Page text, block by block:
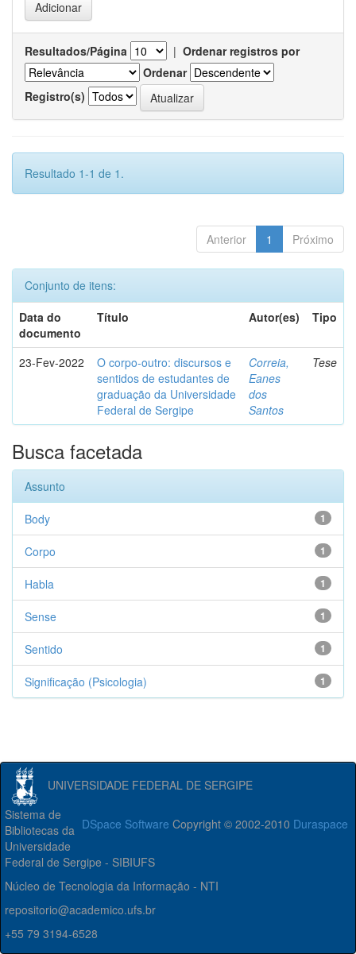
Resultados/Página | Ordenar registros por
Ordenar
Registro(s)
Resultado 1-1 de 1.
Anterior 1 Próximo
Conjunto de itens:
Data do
documento
Título Autor(es) Tipo
23-Fev-2022
O corpo-outro: discursos e
sentidos de estudantes de
graduação da Universidade
Federal de Sergipe
Correia,
Eanes
dos
Santos
Tese
Busca facetada
Assunto
1
Body
1
Corpo
1
Habla
1
Sense
1
Sentido
1
Significação (Psicologia)
UNIVERSIDADE FEDERAL DE SERGIPE
DSpace Software Copyright © 2002-2010 Duraspace
Sistema de
Bibliotecas da
Universidade
Federal de Sergipe - SIBIUFS
Núcleo de Tecnologia da Informação - NTI
repositorio@academico.ufs.br
+55 79 3194-6528